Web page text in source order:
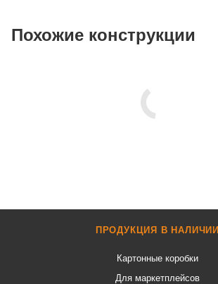
Похожие конструкции
ПРОДУКЦИЯ В НАЛИЧИИ
Картонные коробки
Для маркетплейсов